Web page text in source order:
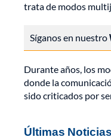
trata de modos
Síganos en nuestro
Durante años, los
donde la
sido criticados por
Últimas Noticias